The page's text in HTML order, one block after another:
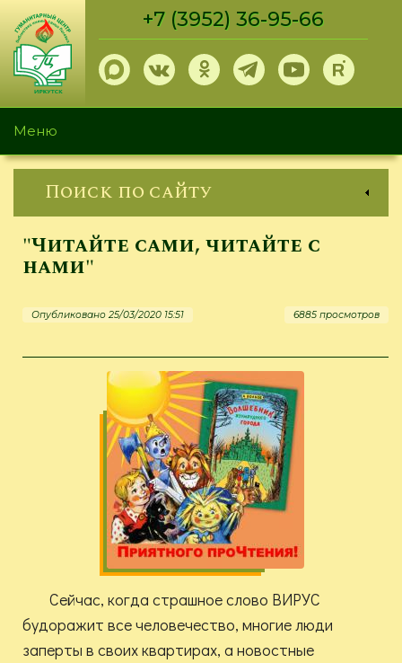
Перейти
основному
содержанию
+7 (3952) 36-95-66
Меню
Поиск по сайту
"Читайте сами, читайте с
нами"
Опубликовано 25/03/2020 15:51 6885 просмотров
Сейчас, когда страшное слово ВИРУС
будоражит все человечество, многие люди
заперты в своих квартирах, а новостные